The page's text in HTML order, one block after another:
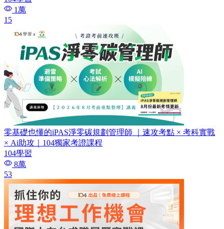
1萬
15
零基礎也懂的iPAS淨零碳規劃管理師 ｜速攻考點 × 考科實戰
× Ai助攻｜104獨家考證課程
104學習
8萬
53